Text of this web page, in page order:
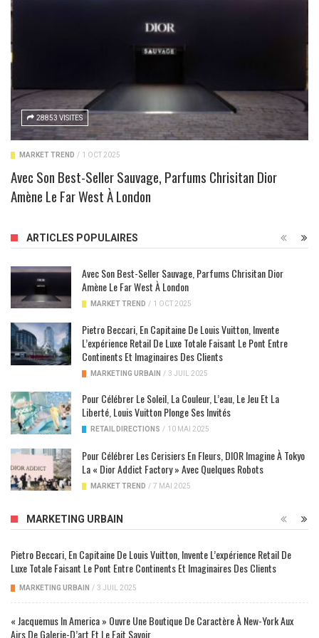
28853 VISITES
MARKET TREND / 1 OCT 2025
Avec Son Best-Seller Sauvage, Parfums Chrisitan Dior
Amène Le Far West À London
ARTICLES POPULAIRES
Avec Son Best-Seller Sauvage, Parfums Chrisitan Dior
Amène Le Far West À London
MARKET TREND / 1 OCT 2025
Pietro Beccari, En Capitaine De Louis Vuitton, Invente
L’expérience Retail De Luxe Totale Faisant Le Pont Entre
Continents Et Imaginaires Des Clients
MARKETING URBAIN / 3 JUIL 2025
Pour Célébrer Le Soleil, La Couleur, L’eau, Le Jeu Et La
Liberté, Louis Vuitton Plonge Ses Invités
RETAIL DIRECTIONS / 10 MAI 2025
Pour Célébrer Les Cerisiers En Fleurs, DIOR Imagine À Tokyo
La « Dior Addict Factory » Avec Quelques Robots
MARKET TREND / 7 MAI 2025
MARKETING URBAIN
Pietro Beccari, En Capitaine De Louis Vuitton, Invente L’expérience Retail De
Luxe Totale Faisant Le Pont Entre Continents Et Imaginaires Des Clients
MARKETING URBAIN / 3 JUIL 2025
« Jacquemus In America » Ouvre Une Boutique De Caractère À New-York Aux
Airs De Galerie-D’art Et Le Fait Savoir